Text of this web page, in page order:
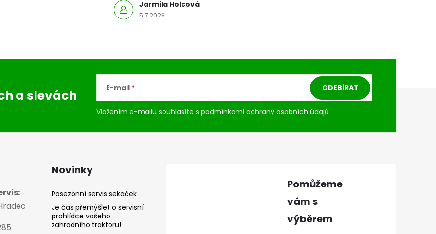
Jarmila Holcová
5.7.2026
a slevách E-mail
Vložením e-mailu souhlasíte s podmínkami ochrany osobních údajů
ODEBÍRAT
Novinky
Posezónní servis sekaček
Je čas přemýšlet o servisní
prohlídce vašeho
zahradního traktoru!